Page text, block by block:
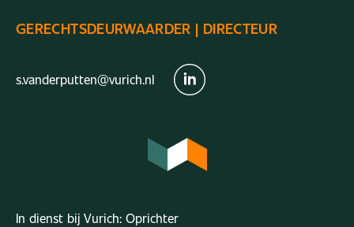
GERECHTSDEURWAARDER | DIRECTEUR
s.vanderputten@vurich.nl
In dienst bij Vurich: Oprichter